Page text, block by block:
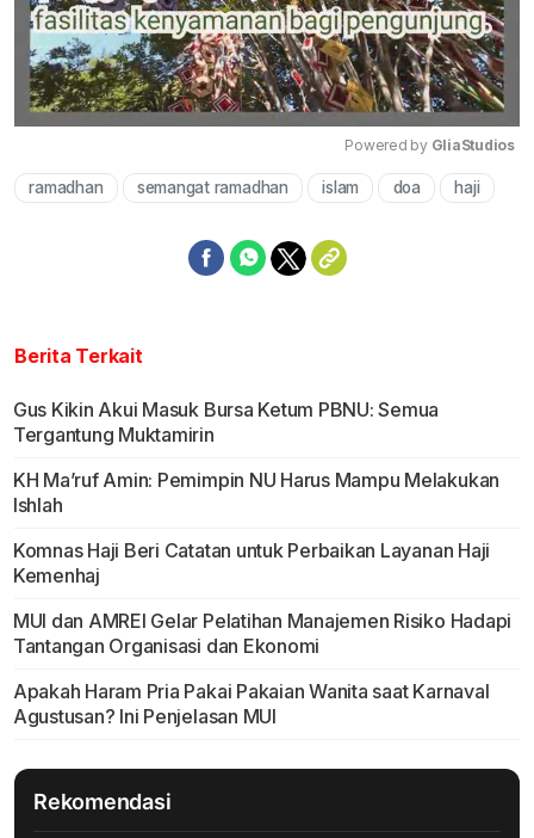
Mute
Powered by GliaStudios
ramadhan semangat ramadhan islam doa haji
Berita Terkait
Gus Kikin Akui Masuk Bursa Ketum PBNU: Semua
Tergantung Muktamirin
KH Ma’ruf Amin: Pemimpin NU Harus Mampu Melakukan
Ishlah
Komnas Haji Beri Catatan untuk Perbaikan Layanan Haji
Kemenhaj
MUI dan AMREI Gelar Pelatihan Manajemen Risiko Hadapi
Tantangan Organisasi dan Ekonomi
Apakah Haram Pria Pakai Pakaian Wanita saat Karnaval
Agustusan? Ini Penjelasan MUI
Rekomendasi